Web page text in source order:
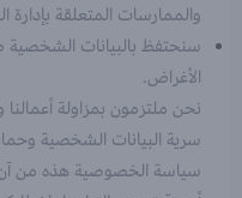
والممارسات المتعلقة بإدارة
سنحتفظ بالبيانات الشخصية
الأغراض.
نحن ملتزمون بمزاولة
سرية البيانات الشخصية
سياسة الخصوصية هذه من آن